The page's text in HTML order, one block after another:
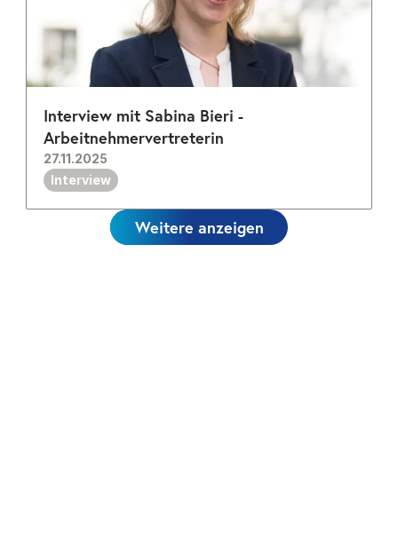
Interview mit Sabina Bieri -
Arbeitnehmervertreterin
27.11.2025
Interview
Weitere anzeigen